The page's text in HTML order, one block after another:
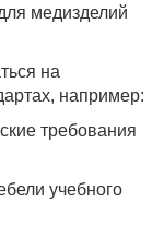
медизделий
на
например:
требования
учебного